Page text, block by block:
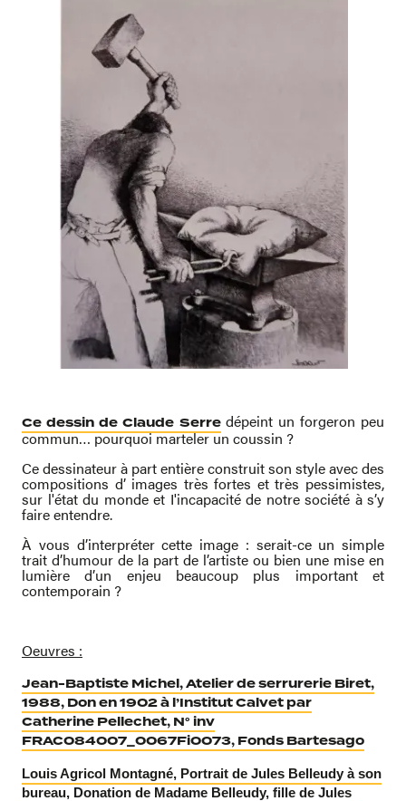
Ce dessin de Claude Serre dépeint un forgeron peu
commun… pourquoi marteler un coussin ?
Ce dessinateur à part entière construit son style avec des
compositions d’ images très fortes et très pessimistes,
sur l'état du monde et I'incapacité de notre société à s’y
faire entendre.
À vous d’interpréter cette image : serait-ce un simple
trait d’humour de la part de l’artiste ou bien une mise en
lumière d’un enjeu beaucoup plus important et
contemporain ?
Oeuvres :
Jean-Baptiste Michel, Atelier de serrurerie Biret,
1988, Don en 1902 à l’Institut Calvet par
Catherine Pellechet, N° inv
FRAC084007_0067Fi0073, Fonds Bartesago
Louis Agricol Montagné, Portrait de Jules Belleudy à son
bureau, Donation de Madame Belleudy, fille de Jules